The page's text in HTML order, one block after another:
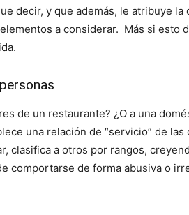
decir, y que además, le atribuye
a considerar. Más si esto
de un restaurante? ¿O a una
una relación de “servicio” de
clasifica a otros por rangos,
comportarse de forma abusiva o